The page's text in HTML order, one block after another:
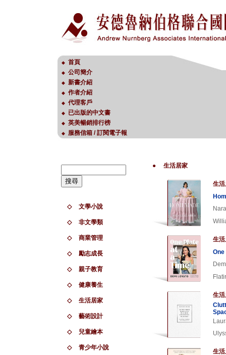
◆ 首頁
◆ 公司簡介
◆ 新書介紹
◆ 作者介紹
◆ 代理客戶
◆ 已出版的中文書
◆ 英美暢銷排行榜
◆ 服務信箱 / 訂閱電子報
◇ 文學小說
◇ 非文學類
◇ 商業管理
◇ 勵志成長
◇ 親子教育
◇ 健康養生
◇ 生活居家
◇ 藝術設計
◇ 兒童繪本
◇ 青少年小說
● 生活居家
生
生
生
生